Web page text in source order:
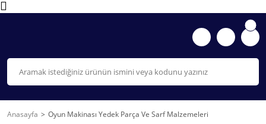
Anasayfa Oyun Makinası Yedek Parça Ve Sarf Malzemeleri